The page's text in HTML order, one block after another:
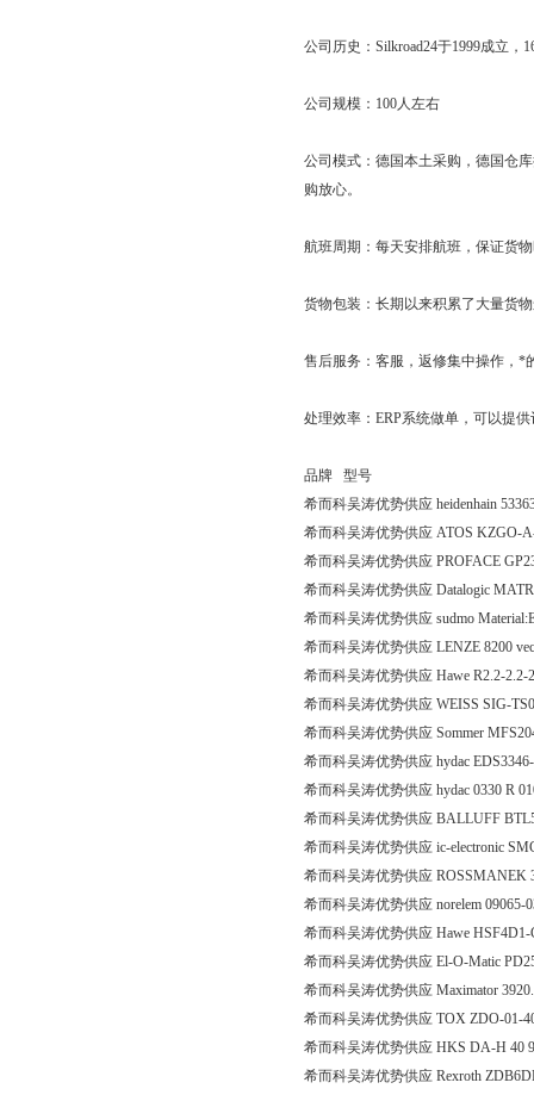
公司历史：Silkroad24于1999成立
公司规模：100人左右
公司模式：德国本土采购，德国仓
购放心。
航班周期：每天安排航班，保证货
货物包装：长期以来积累了大量货
售后服务：客服，返修集中操作，*
处理效率：ERP系统做单，可以提
品牌 型号
希而科吴涛优势供应 heidenhain
希而科吴涛优势供应 ATOS KZGO-
希而科吴涛优势供应 PROFACE
希而科吴涛优势供应 Datalogic
希而科吴涛优势供应 sudmo
希而科吴涛优势供应 LENZE 8200
希而科吴涛优势供应 Hawe R2.2-2.2-
希而科吴涛优势供应 WEISS SIG-
希而科吴涛优势供应 Sommer
希而科吴涛优势供应 hydac
希而科吴涛优势供应 hydac 0330 R
希而科吴涛优势供应 BALLUFF
希而科吴涛优势供应 ic-electronic
希而科吴涛优势供应 ROSSMANEK
希而科吴涛优势供应 norelem 09065-
希而科吴涛优势供应 Hawe
希而科吴涛优势供应 El-O-Matic
希而科吴涛优势供应 Maximator
希而科吴涛优势供应 TOX ZDO-01-
希而科吴涛优势供应 HKS DA-H 40
希而科吴涛优势供应 Rexroth